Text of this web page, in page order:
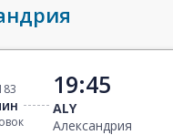
19:45
ALY
Александрия